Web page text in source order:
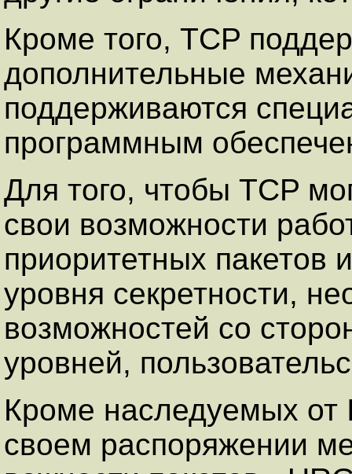
Кроме того, TCP
дополнительные
поддерживаются
программным
Для того, чтобы TCP
свои возможности
приоритетных пакетов
уровня секретности,
возможностей со
уровней,
Кроме наследуемых от
своем распоряжении